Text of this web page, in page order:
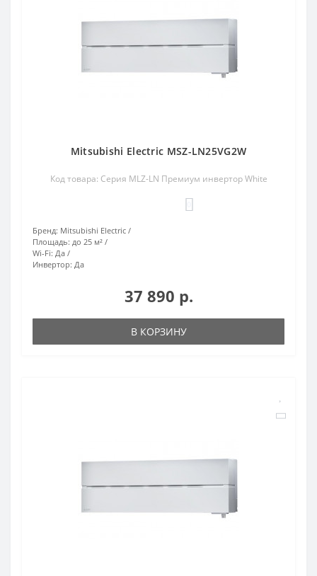
Mitsubishi Electric MSZ-LN25VG2W
Код товара: Серия MLZ-LN Премиум инвертор White
Бренд: Mitsubishi Electric
Площадь: до 25 м²
Wi-Fi: Да
Инвертор: Да
37 890 р.
В КОРЗИНУ